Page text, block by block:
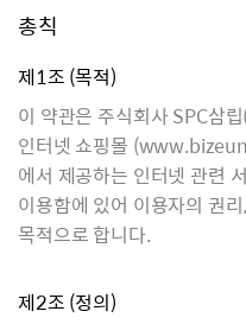
[필수] 법인회원 개인정보
사업자등록번호
총칙
제1조 (목적)
이 약관은 주식회사 SPC삼
인터넷 쇼핑몰
에서 제공하는 인터넷 관련
이용함에 있어 이용자의 권
목적으로 합니다.
제2조 (정의)